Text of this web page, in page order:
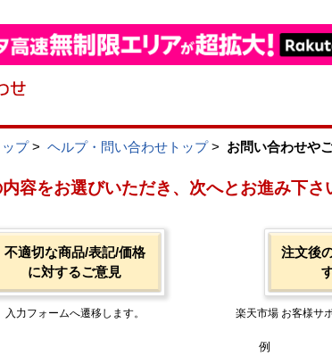
プ> ヘルプ・問い合わせトップ> お問い合わせや
容をお選びいただき、次へとお進み下さ
不適切な商品/表記/価格
に対するご意見
入力フォームへ遷移します。
注文後
楽天市場 お客様サ
例